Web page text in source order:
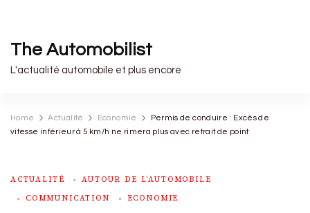
The Automobilist
L'actualité automobile et plus encore
Home Actualité Economie
Permis de conduire : Excès de
vitesse inférieur à 5 km/h ne rimera plus avec retrait de point
ACTUALITÉ
AUTOUR DE L'AUTOMOBILE
COMMUNICATION
ECONOMIE